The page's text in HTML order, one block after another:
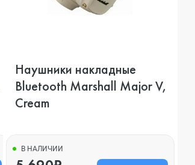
Наушники накладные
Bluetooth Marshall Major V,
Cream
В НАЛИЧИИ